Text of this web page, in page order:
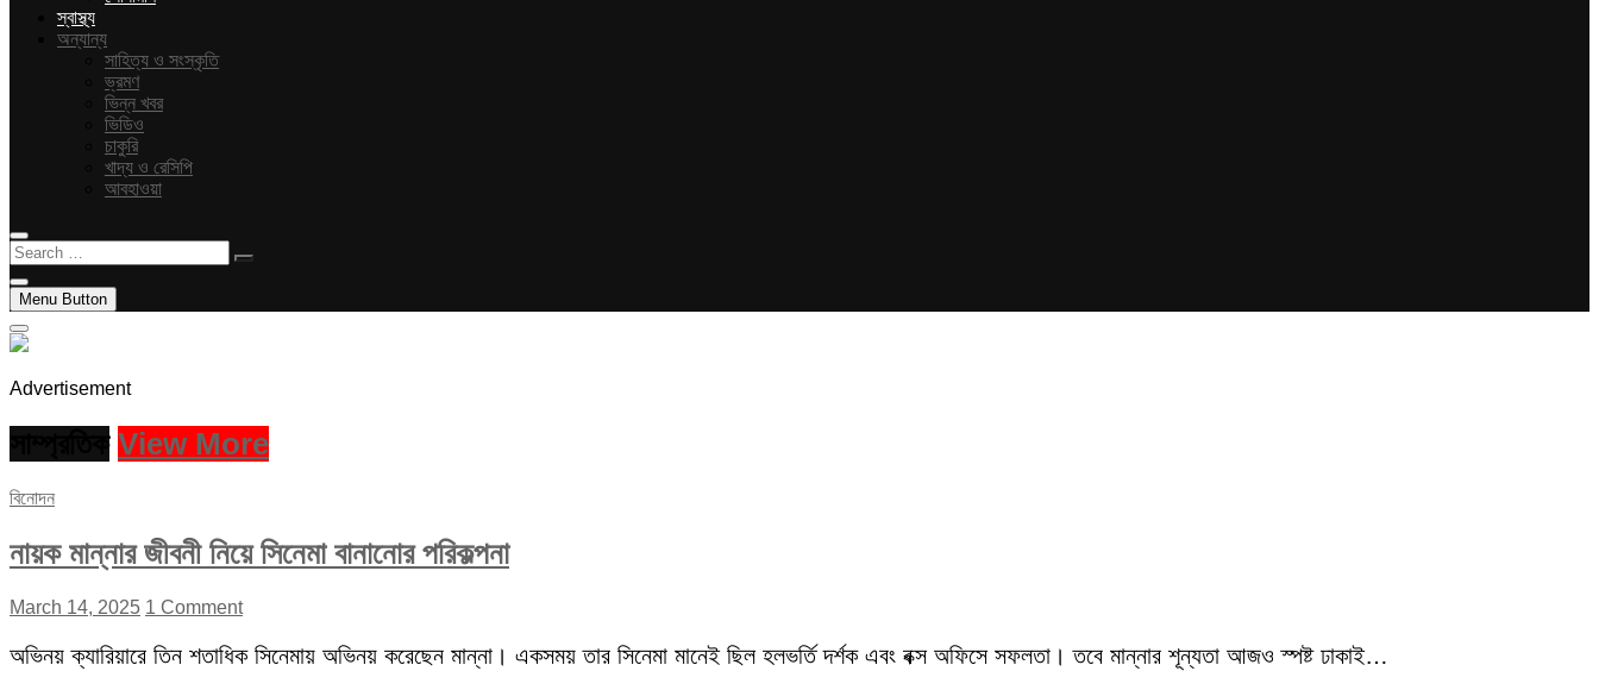
স্বাস্থ্য
অন্যান্য
সাহিত্য ও সংস্কৃতি
ভ্রমণ
ভিন্ন খবর
ভিডিও
চাকুরি
খাদ্য ও রেসিপি
আবহাওয়া
Search
…
Menu Button
Advertisement
View More
বিনোদন
নায়ক মান্নার জীবনী নিয়ে সিনেমা বানানোর পরিকল্পনা
March 14, 2025 1 Comment
অভিনয় ক্যারিয়ারে তিন শতাধিক সিনেমায় অভিনয় করেছেন মান্না। একসময় তার সিনেমা মানেই ছিল হলভর্তি দর্শক এবং বক্স অফিসে সফলতা। তবে মান্নার শূন্যতা আজও স্পষ্ট ঢাকাই…